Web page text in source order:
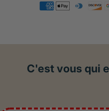
C'est vous qui